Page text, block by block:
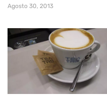
Agosto 30, 2013